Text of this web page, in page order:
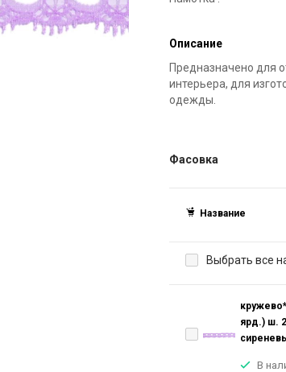
Описание
Предназначено для
интерьера, для
одежды.
Фасовка
Название
Выбрать все
ярд.) ш.
В